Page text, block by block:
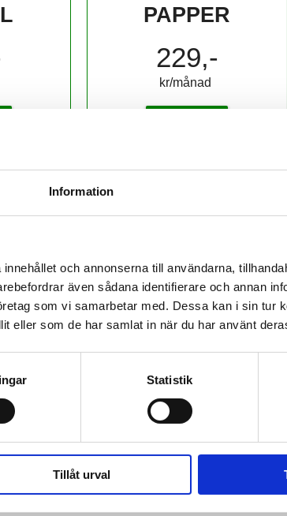
Information
och annonserna till användarna,
även sådana identifierare och annan
som vi samarbetar med. Dessa kan i sin tur
eller som de har samlat in när du har använt
Statistik
Tillåt urval
PAPPER
229,-
kr/månad ​​​​​​
Logga in